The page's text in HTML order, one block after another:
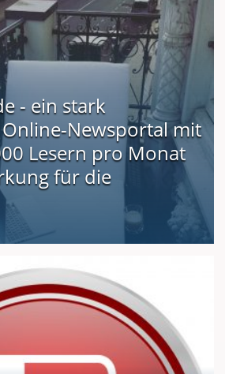
- ein stark
Newsportal mit
Lesern pro Monat
für die